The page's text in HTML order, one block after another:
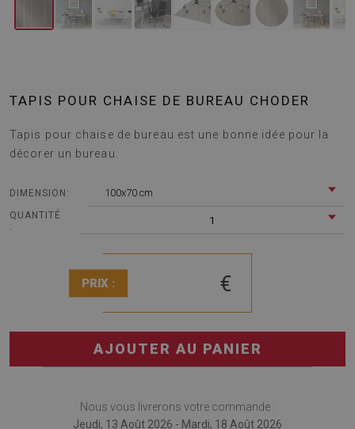
TAPIS POUR CHAISE DE BUREAU CHODER
Tapis pour chaise de bureau est une bonne idée pour la
décorer un bureau.
DIMENSION: 100x70 cm
QUANTITÉ
:
1
PRIX : €
AJOUTER AU PANIER
Nous vous livrerons votre commande :
Jeudi, 13 Août 2026 - Mardi, 18 Août 2026